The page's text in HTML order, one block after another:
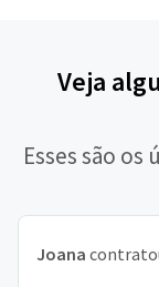
Veja
Esses são
Joana